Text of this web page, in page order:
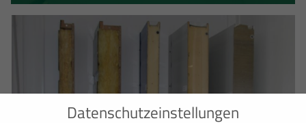
Datenschutzeinstellungen